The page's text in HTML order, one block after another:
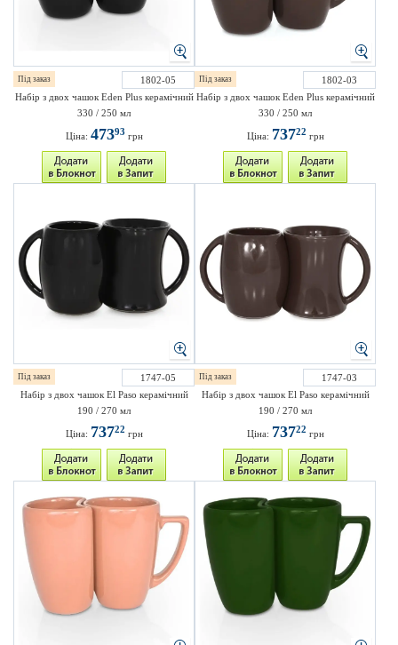
Під заказ
1802-05
Набір з двох чашок Eden Plus керамічний
330 / 250 мл
Ціна: 47393 грн
Під заказ
1802-03
Набір з двох чашок Eden Plus керамічний
330 / 250 мл
Ціна: 73722 грн
Під заказ
1747-05
Набір з двох чашок El Paso керамічний
190 / 270 мл
Ціна: 73722 грн
Під заказ
1747-03
Набір з двох чашок El Paso керамічний
190 / 270 мл
Ціна: 73722 грн